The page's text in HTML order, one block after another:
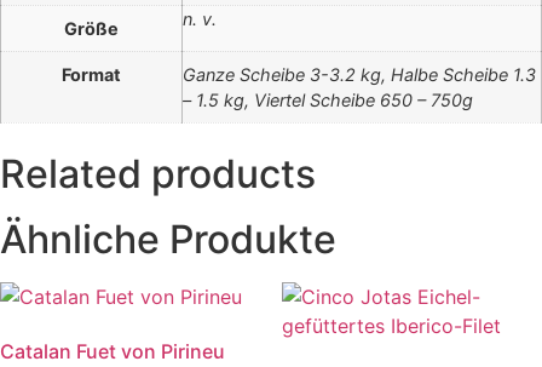
Größe n. v.
Format
Ganze Scheibe 3-3.2 kg, Halbe Scheibe 1.3
– 1.5 kg, Viertel Scheibe 650 – 750g
Related products
Ähnliche Produkte
Catalan Fuet von Pirineu